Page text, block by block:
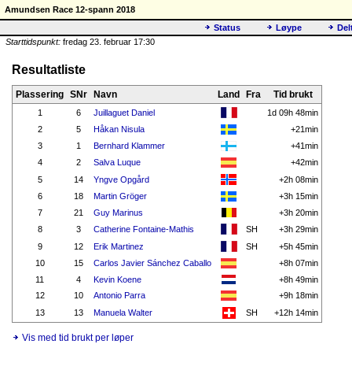
Amundsen Race 12-spann 2018
Status
Løype
Starttidspunkt: fredag 23. februar 17:30
Resultatliste
Plassering SNr Navn Land Fra Tid brukt
1 6 Juillaguet Daniel
1d 09h 48min
2
5 Håkan Nisula
+21min
3
1 Bernhard Klammer
+41min
4
2 Salva Luque
+42min
5
14 Yngve Opgård
+2h 08min
6
18 Martin Gröger
+3h 15min
7
21 Guy Marinus
+3h 20min
8
3 Catherine Fontaine-Mathis SH
+3h 29min
9
12 Erik Martinez SH
+5h 45min
10
15 Carlos Javier Sánchez Caballo
+8h 07min
11
4 Kevin Koene
+8h 49min
12
10 Antonio Parra
+9h 18min
13
13 Manuela Walter SH +12h 14min
Vis med tid brukt per løper